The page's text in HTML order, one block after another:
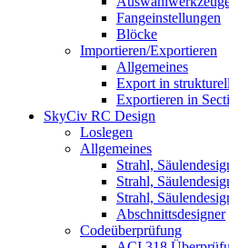
Fangeinstellungen
Blöcke
Importieren/Exportieren
Allgemeines
Export in
Exportieren in
SkyCiv RC Design
Loslegen
Allgemeines
Strahl,
Strahl,
Strahl,
Abschnittsdesigner
Codeüberprüfung